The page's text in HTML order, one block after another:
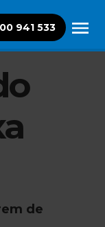
941 533
de